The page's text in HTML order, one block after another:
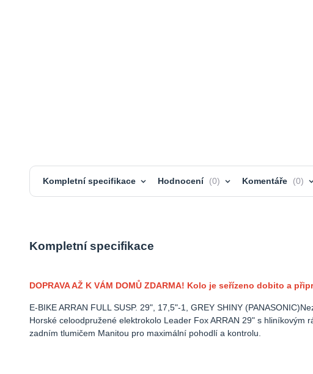
Kompletní specifikace Hodnocení 0 Komentáře 0
Kompletní specifikace
DOPRAVA AŽ K VÁM DOMŮ ZDARMA! Kolo je seřízeno dobito a
E-BIKE ARRAN FULL SUSP. 29", 17,5"-1, GREY SHINY
Horské celoodpružené elektrokolo Leader Fox ARRAN 29" s
zadním tlumičem Manitou pro maximální pohodlí a kontrolu.